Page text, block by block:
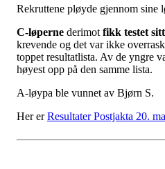
Rekruttene pløyde gjennom sine
C-løperne derimot fikk testet
krevende og det var ikke
toppet resultatlista. Av de yngre
høyest opp på den samme lista.
A-løypa ble vunnet av Bjørn S.
Her erResultater Postjakta 20.